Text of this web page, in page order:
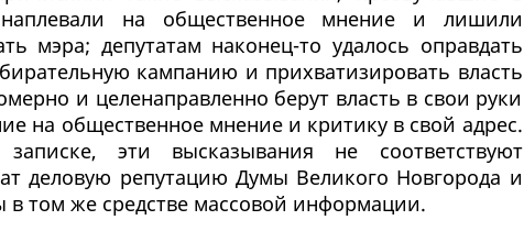
на общественное мнение и лишили
мэра; депутатам наконец-то удалось оправдать
кампанию и прихватизировать власть
и целенаправленно берут власть в свои руки
на общественное мнение и критику в свой адрес.
записке, эти высказывания не соответствуют
деловую репутацию Думы Великого Новгорода и
том же средстве массовой информации.